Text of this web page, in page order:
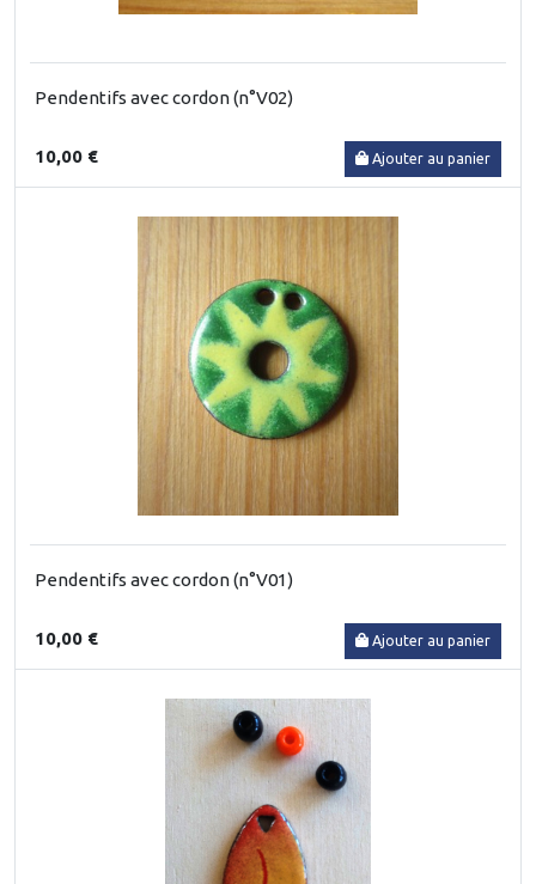
Pendentifs avec cordon (n°V02)
10,00 € Ajouter au panier
Pendentifs avec cordon (n°V01)
10,00 € Ajouter au panier